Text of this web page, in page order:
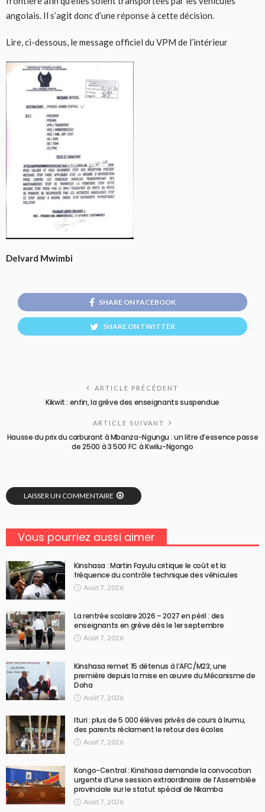
angolais. Il s’agit donc d’une réponse à cette décision.
Lire, ci-dessous, le message officiel du VPM de l’intérieur
Delvard Mwimbi
SHARE ON FACEBOOK
SHARE ON TWITTER
ARTICLE PRÉCÉDENT
Kikwit : enfin, la grève des enseignants suspendue
ARTICLE SUIVANT
Hausse du prix du carburant à Mbanza-Ngungu : un litre d’essence passe
de 2500 à 3 500 FC à Kwilu-Ngongo
LAISSER UN COMMENTAIRE
Vous pourriez aussi aimer
Kinshasa : Martin Fayulu critique le coût et la
fréquence du contrôle technique des véhicules
Août 7, 2026
La rentrée scolaire 2026 – 2027 en péril : des
enseignants en grève dès le 1er septembre
Août 7, 2026
Kinshasa remet 15 détenus à l’AFC/M23, une
première depuis la mise en œuvre du Mécanisme de
Doha
Août 7, 2026
Ituri : plus de 5 000 élèves privés de cours à Irumu,
des parents réclament le retour des écoles
Août 7, 2026
Kongo-Central : Kinshasa demande la convocation
urgente d’une session extraordinaire de l’Assemblée
provinciale sur le statut spécial de Nkamba
Août 7, 2026